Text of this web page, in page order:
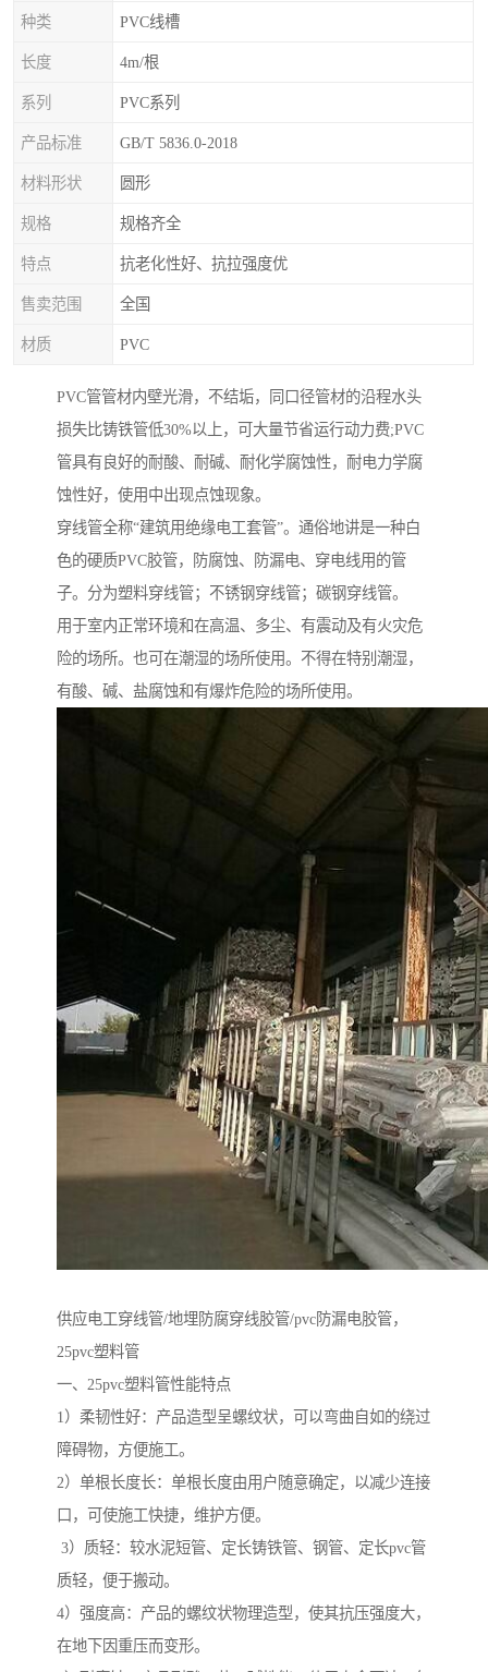
种类 PVC线槽
长度 4m/根
系列 PVC系列
产品标准 GB/T 5836.0-2018
材料形状 圆形
规格 规格齐全
特点 抗老化性好、抗拉强度优
售卖范围 全国
材质 PVC
PVC管管材内壁光滑，不结垢，同口径管材的沿程水头
损失比铸铁管低30%以上，可大量节省运行动力费;PVC
管具有良好的耐酸、耐碱、耐化学腐蚀性，耐电力学腐
蚀性好，使用中出现点蚀现象。
穿线管全称“建筑用绝缘电工套管”。通俗地讲是一种白
色的硬质PVC胶管，防腐蚀、防漏电、穿电线用的管
子。分为塑料穿线管；不锈钢穿线管；碳钢穿线管。
用于室内正常环境和在高温、多尘、有震动及有火灾危
险的场所。也可在潮湿的场所使用。不得在特别潮湿，
有酸、碱、盐腐蚀和有爆炸危险的场所使用。
供应电工穿线管/地埋防腐穿线胶管/pvc防漏电胶管，
25pvc塑料管
一、25pvc塑料管性能特点
1）柔韧性好：产品造型呈螺纹状，可以弯曲自如的绕过
障碍物，方便施工。
2）单根长度长：单根长度由用户随意确定，以减少连接
口，可使施工快捷，维护方便。
3）质轻：较水泥短管、定长铸铁管、钢管、定长pvc管
质轻，便于搬动。
4）强度高：产品的螺纹状物理造型，使其抗压强度大，
在地下因重压而变形。